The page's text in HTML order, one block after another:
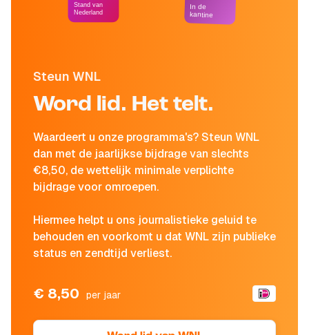
Steun WNL
Word lid. Het telt.
Waardeert u onze programma's? Steun WNL
dan met de jaarlijkse bijdrage van slechts
€8,50, de wettelijk minimale verplichte
bijdrage voor omroepen.
Hiermee helpt u ons journalistieke geluid te
behouden en voorkomt u dat WNL zijn publieke
status en zendtijd verliest.
€ 8,50 per jaar
Stand van
Nederland
In de
kantine